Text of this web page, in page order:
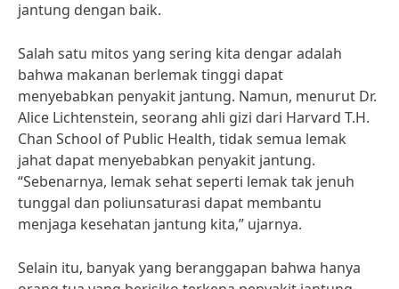
jantung dengan baik.
Salah satu mitos yang sering kita dengar adalah
bahwa makanan berlemak tinggi dapat
menyebabkan penyakit jantung. Namun, menurut Dr.
Alice Lichtenstein, seorang ahli gizi dari Harvard T.H.
Chan School of Public Health, tidak semua lemak
jahat dapat menyebabkan penyakit jantung.
“Sebenarnya, lemak sehat seperti lemak tak jenuh
tunggal dan poliunsaturasi dapat membantu
menjaga kesehatan jantung kita,” ujarnya.
Selain itu, banyak yang beranggapan bahwa hanya